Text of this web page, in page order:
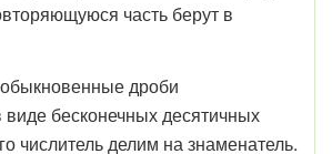
часть берут в
дроби
бесконечных десятичных
числитель делим на знаменатель.